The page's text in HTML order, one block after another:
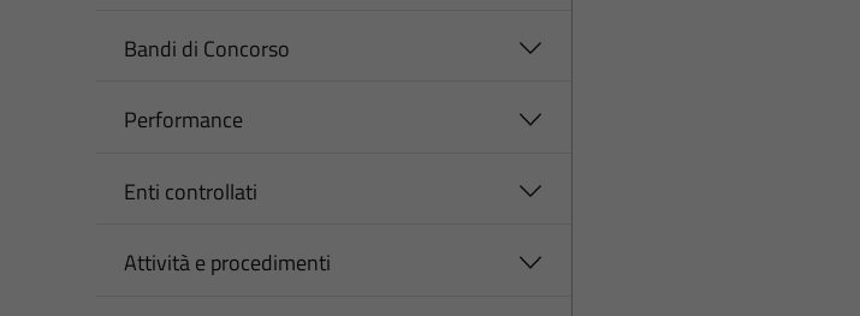
Bandi di Concorso
Performance
Enti controllati
Attività e procedimenti